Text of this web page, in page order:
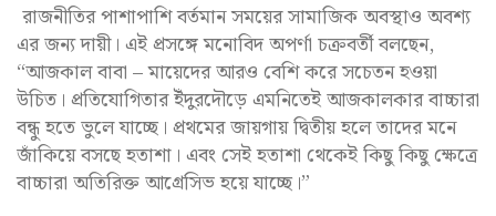
রাজনীতির পাশাপাশি বর্তমান সময়ের সামাজিক অবস্থাও অবশ্য
এর জন্য দায়ী। এই প্রসঙ্গে মনোবিদ অপর্ণা চক্রবর্তী বলছেন,
“আজকাল বাবা – মায়েদের আরও বেশি করে সচেতন হওয়া
উচিত। প্রতিযোগিতার ইঁদুরদৌড়ে এমনিতেই আজকালকার বাচ্চারা
বন্ধু হতে ভুলে যাচ্ছে। প্রথমের জায়গায় দ্বিতীয় হলে তাদের মনে
জাঁকিয়ে বসছে হতাশা। এবং সেই হতাশা থেকেই কিছু কিছু ক্ষেত্রে
বাচ্চারা অতিরিক্ত আগ্রেসিভ হয়ে যাচ্ছে।”